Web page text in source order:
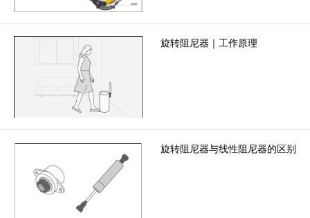
旋转阻尼器｜工作原理
旋转阻尼器与线性阻尼器的区别